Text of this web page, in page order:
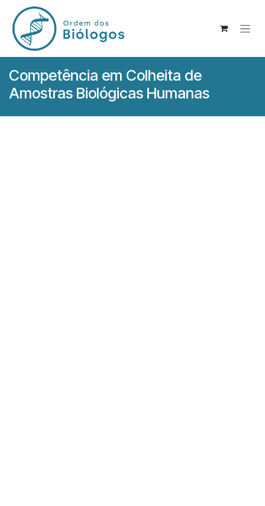
Pular para o conteúdo
Competência em Colheita de
Amostras Biológicas Humanas